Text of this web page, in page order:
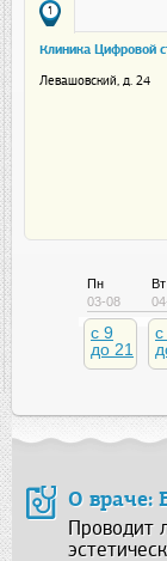
1
Клиника Цифровой
Левашовский, д. 24
Пн
03-08
c 9
до 21
Вт
c
О враче:
Проводит